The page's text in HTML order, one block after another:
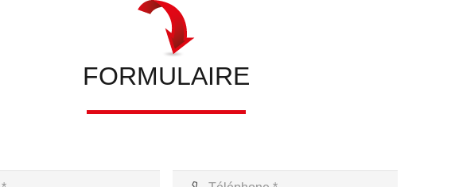
FORMULAIRE